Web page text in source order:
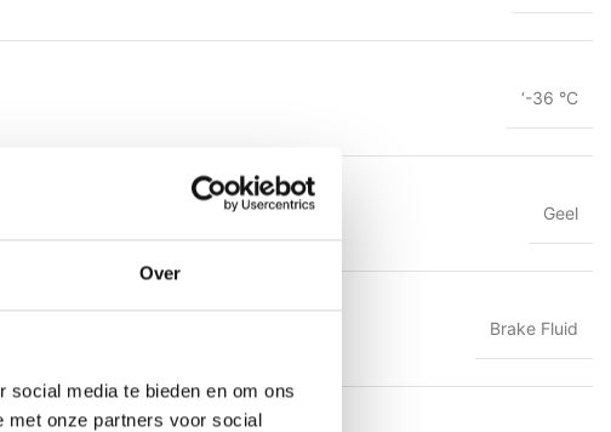
Over
media te bieden en om ons
met onze partners voor social
‘-36 °C
Geel
Brake Fluid